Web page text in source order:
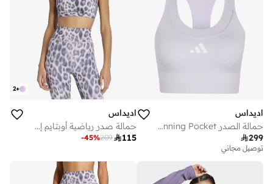
اديداس
حمالة الصدر adi365 Running Pocket ذات الدعم المتوسط
299
توصيل مجاني
+
2
اديداس
حمالة صدر رياضية أوبتايم إسنشالز بنقشة الفهد خفيفة الدعم
115
209
-45%